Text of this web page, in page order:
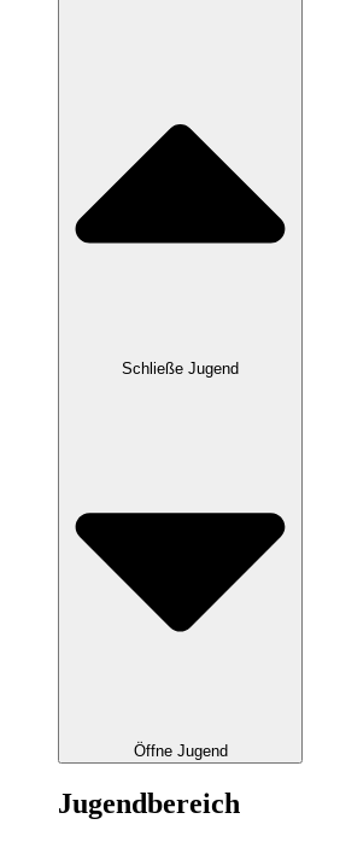
Schließe Jugend
Öffne Jugend
Jugendbereich